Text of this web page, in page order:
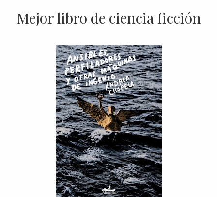
Mejor libro de ciencia ficción